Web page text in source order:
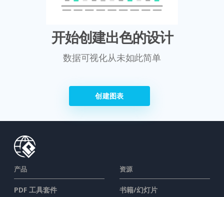
开始创建出色的设计
数据可视化从未如此简单
创建图表
产品
PDF 工具套件
资源
书籍/幻灯片